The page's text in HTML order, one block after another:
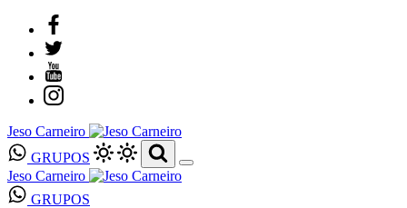
Jeso Carneiro
GRUPOS
Jeso Carneiro
GRUPOS